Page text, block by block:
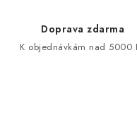
Doprava zdarma
K objednávkám nad 5000